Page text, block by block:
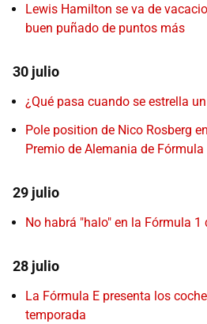
Lewis Hamilton se va de
buen puñado de puntos más
30 julio
¿Qué pasa cuando se estrella
Pole position de Nico Rosberg
Premio de Alemania de Fórmula
29 julio
No habrá "halo" en la Fórmula 1
28 julio
La Fórmula E presenta los
temporada